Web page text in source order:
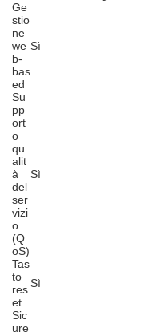
Ge
stio
ne
we
b-
bas
ed
Sì
Su
pp
ort
o
qu
alit
à
del
ser
vizi
o
(Q
oS)
Sì
Tas
to
res
et
Sì
Sic
ure